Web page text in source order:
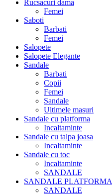
Rucsacuri dama
Femei
Saboti
Barbati
Femei
Salopete
Salopete Elegante
Sandale
Barbati
Copii
Femei
Sandale
Ultimele masuri
Sandale cu platforma
Incaltaminte
Sandale cu talpa joasa
Incaltaminte
Sandale cu toc
Incaltaminte
SANDALE
SANDALE PLATFORMA
SANDALE